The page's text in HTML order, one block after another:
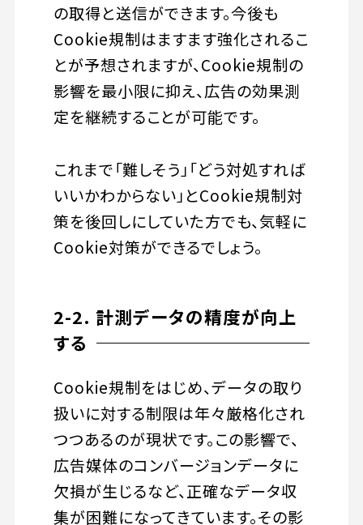
の取得と送信ができます。今後も
Cookie規制はますます強化されるこ
とが予想されますが、Cookie規制の
影響を最小限に抑え、広告の効果測
定を継続することが可能です。
これまで「難しそう」「どう対処すれば
いいかわからない」とCookie規制対
策を後回しにしていた方でも、気軽に
Cookie対策ができるでしょう。
2-2. 計測データの精度が向上
する
Cookie規制をはじめ、データの取り
扱いに対する制限は年々厳格化され
つつあるのが現状です。この影響で、
広告媒体のコンバージョンデータに
欠損が生じるなど、正確なデータ収
集が困難になってきています。その影